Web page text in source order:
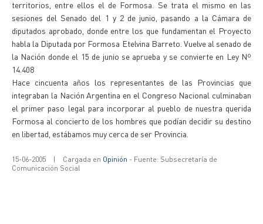
territorios, entre ellos el de Formosa. Se trata el mismo en las
sesiones del Senado del 1 y 2 de junio, pasando a la Cámara de
diputados aprobado, donde entre los que fundamentan el Proyecto
habla la Diputada por Formosa Etelvina Barreto. Vuelve al senado de
la Nación donde el 15 de junio se aprueba y se convierte en Ley Nº
14.408
Hace cincuenta años los representantes de las Provincias que
integraban la Nación Argentina en el Congreso Nacional culminaban
el primer paso legal para incorporar al pueblo de nuestra querida
Formosa al concierto de los hombres que podían decidir su destino
en libertad, estábamos muy cerca de ser Provincia.
15-06-2005 | Cargada en Opinión - Fuente: Subsecretaría de
Comunicación Social